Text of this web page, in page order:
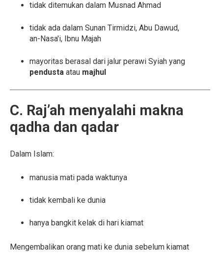
tidak ditemukan dalam Musnad Ahmad
tidak ada dalam Sunan Tirmidzi, Abu Dawud,
an-Nasa'i, Ibnu Majah
mayoritas berasal dari jalur perawi Syiah yang
pendusta atau majhul
C. Raj’ah menyalahi makna
qadha dan qadar
Dalam Islam:
manusia mati pada waktunya
tidak kembali ke dunia
hanya bangkit kelak di hari kiamat
Mengembalikan orang mati ke dunia sebelum kiamat